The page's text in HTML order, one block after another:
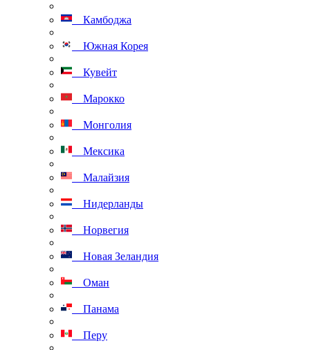
Камбоджа
Южная Корея
Кувейт
Марокко
Монголия
Мексика
Малайзия
Нидерланды
Норвегия
Новая Зеландия
Оман
Панама
Перу